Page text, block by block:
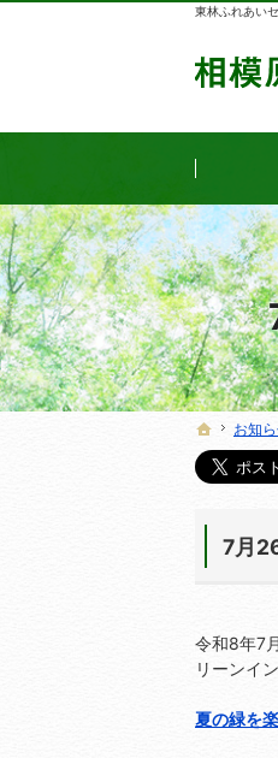
東林ふれあい
ホーム
お知
7月
令和8年7
リーンイ
夏の緑を
ホーム
お知